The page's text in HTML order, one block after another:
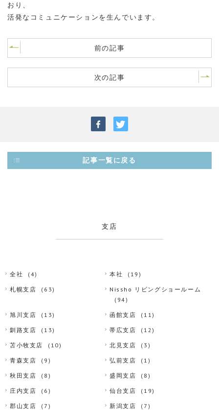
おり、
活発なコミュニケーションを生んでいます。
前の記事
次の記事
記事一覧に戻る
支店
全社 (4) 本社 (19)
札幌支店 (63)
Nissho リビングショールーム
(94)
旭川支店 (13) 函館支店 (11)
釧路支店 (13) 帯広支店 (12)
苫小牧支店 (10) 北見支店 (3)
青森支店 (9) 弘前支店 (1)
秋田支店 (8) 盛岡支店 (8)
庄内支店 (6) 仙台支店 (19)
郡山支店 (7) 新潟支店 (7)